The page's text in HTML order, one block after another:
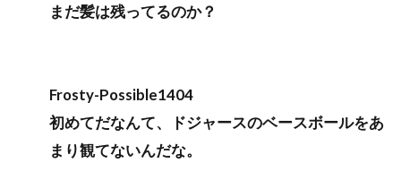
まだ髪は残ってるのか？
Frosty-Possible1404
初めてだなんて、ドジャースのベースボールをあ
まり観てないんだな。